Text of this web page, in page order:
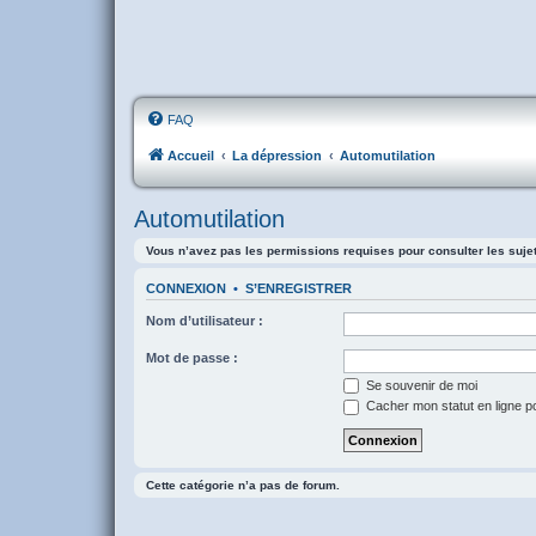
FAQ
Accueil La dépression Automutilation
Automutilation
Vous n’avez pas les permissions requises pour consulter les
CONNEXION • S’ENREGISTRER
Nom d’utilisateur :
Mot de passe :
Se souvenir de moi
Cacher mon statut en ligne
Cette catégorie n’a pas de forum.